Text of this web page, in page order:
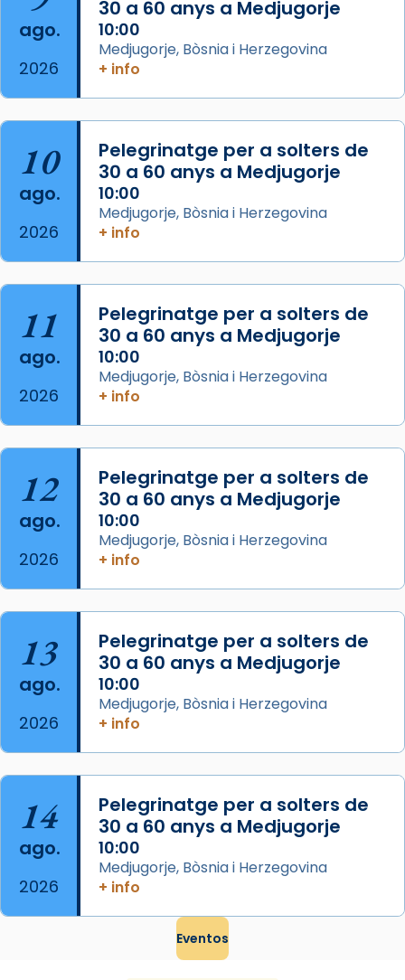
2 weeks ago
Aquest dilluns, 27 de juliol, ha tingut lloc la
missa d’acció de gràcies en agraïment al
comitè organitzador de la visita apostòlica
del Sant Pare Lleó XIV a Barcelona, i als
col·laboradors, a la Catedral de Barcelona.
L’arquebisbe de Barcelona, el cardenal Joan
Josep Omella, ha presidit la missa i l’ha
concelebrat el bisbe auxiliar de Barcelona,
Mons. David Abadías.
📸 Dr. G. Simón
Foto
View on Facebook · Share
Arquebisbat de Barcelona
2 weeks ago
Acompanyant la història de sant Cugat, a
partir de l’Edat Mitjana sorgeix la tradició
que les santes Juliana (“relatiu a Júlia”) i
Semproniana (“relatiu a Semprònia =
eterna”) són deixebles seves. I l’any 1667, el
... Ver más
View on Facebook · Share
ago.
2026
30 a 60 anys a Medjugorje
10:00
Medjugorje, Bòsnia i Herzegovina
+ info
10
ago.
2026
Pelegrinatge per a solters de
30 a 60 anys a Medjugorje
10:00
Medjugorje, Bòsnia i Herzegovina
+ info
11
ago.
2026
Pelegrinatge per a solters de
30 a 60 anys a Medjugorje
10:00
Medjugorje, Bòsnia i Herzegovina
+ info
12
ago.
2026
Pelegrinatge per a solters de
30 a 60 anys a Medjugorje
10:00
Medjugorje, Bòsnia i Herzegovina
+ info
13
ago.
2026
Pelegrinatge per a solters de
30 a 60 anys a Medjugorje
10:00
Medjugorje, Bòsnia i Herzegovina
+ info
14
ago.
2026
Pelegrinatge per a solters de
30 a 60 anys a Medjugorje
10:00
Medjugorje, Bòsnia i Herzegovina
+ info
Eventos